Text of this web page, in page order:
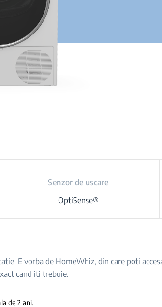
Senzor de uscare
OptiSense®
E vorba de HomeWhiz, din care poti
cand iti trebuie.
de 2 ani.